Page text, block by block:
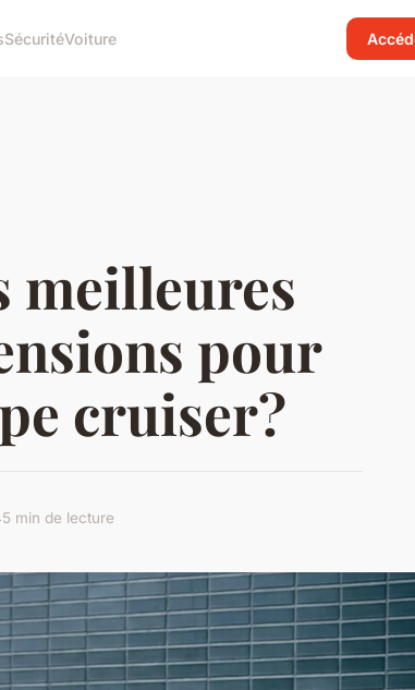
SécuritéVoiture
meilleures
pour
cruiser?
5 min de lecture